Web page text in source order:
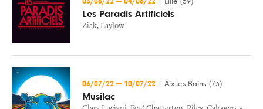
Les Paradis Artificiels
Ziak, Laylow
06/07/22 — 10/07/22 Aix-les-Bains (73)
Musilac